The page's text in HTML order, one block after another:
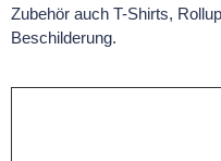
Zubehör auch T-Shirts,
Beschilderung.